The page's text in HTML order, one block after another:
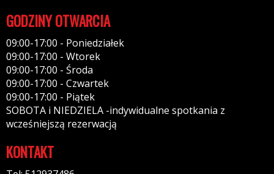
GODZINY OTWARCIA
09:00-17:00 - Poniedziałek
09:00-17:00 - Wtorek
09:00-17:00 - Środa
09:00-17:00 - Czwartek
09:00-17:00 - Piątek
SOBOTA i NIEDZIELA -indywidualne spotkania z
wcześniejszą rezerwacją
KONTAKT